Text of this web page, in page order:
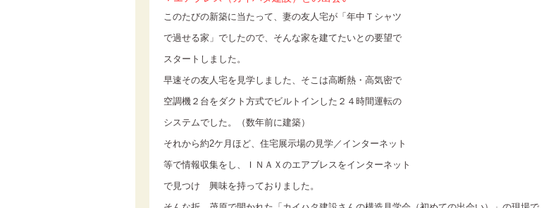
このたびの新築に当たって、妻の友人宅が「年中Ｔシャツ
で過せる家」でしたので、そんな家を建てたいとの要望で
スタートしました。
早速その友人宅を見学しました、そこは高断熱・高気密で
空調機２台をダクト方式でビルトインした２４時間運転の
システムでした。（数年前に建築）
それから約2ケ月ほど、住宅展示場の見学／インターネット
等で情報収集をし、ＩＮＡＸのエアブレスをインターネット
で見つけ 興味を持っておりました。